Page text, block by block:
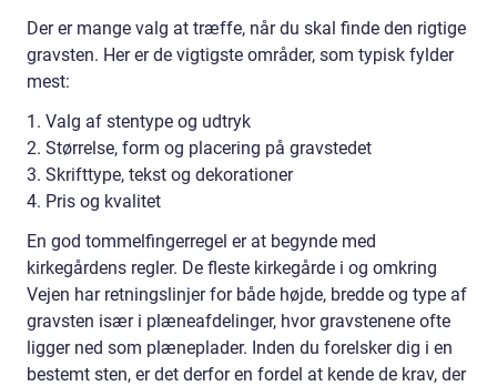
Der er mange valg at træffe, når du skal finde den rigtige
gravsten. Her er de vigtigste områder, som typisk fylder
mest:
1. Valg af stentype og udtryk
2. Størrelse, form og placering på gravstedet
3. Skrifttype, tekst og dekorationer
4. Pris og kvalitet
En god tommelfingerregel er at begynde med
kirkegårdens regler. De fleste kirkegårde i og omkring
Vejen har retningslinjer for både højde, bredde og type af
gravsten især i plæneafdelinger, hvor gravstenene ofte
ligger ned som plæneplader. Inden du forelsker dig i en
bestemt sten, er det derfor en fordel at kende de krav, der